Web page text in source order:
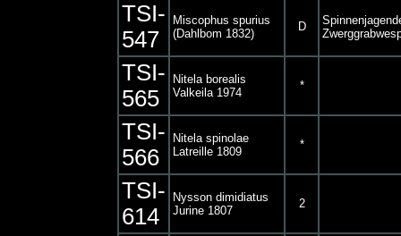
TSI-
547
Miscophus spurius
(Dahlbom 1832)
D
TSI-
565
Nitela borealis
Valkeila 1974
*
TSI-
566
Nitela spinolae
Latreille 1809
*
TSI-
614
Nysson dimidiatus
Jurine 1807
2